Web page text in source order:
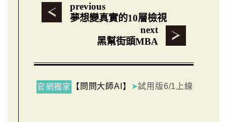
previous
夢想變真實的10層檢視
next
黑幫街頭MBA
官網獨家 【問問大師AI】 ➤試用版6/1上線